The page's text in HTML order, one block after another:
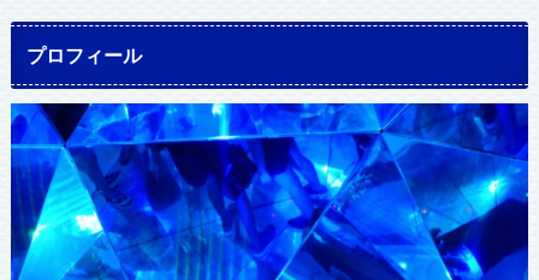
プロフィール